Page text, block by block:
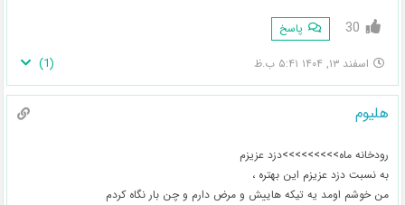
30 پاسخ
اسفند ۱۳, ۱۴۰۴ ۵:۴۱ ب.ظ (
1
)
هلیوم
رودخانه ماه>>>>>>>>>دزد عزیزم
به نسبت دزد عزیزم این بهتره ،
من خوشم اومد یه تیکه هاییش و مرض دارم و چن بار نگاه کردم